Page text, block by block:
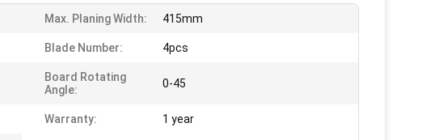
Max. Planing Width: 415mm
Blade Number: 4pcs
Board Rotating
Angle:
0-45
Warranty: 1 year